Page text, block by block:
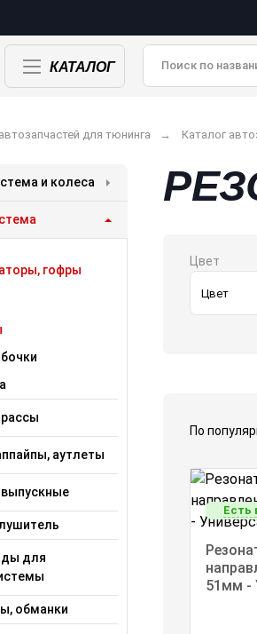
КАТАЛОГ
для тюнинга Каталог
и колеса
гофры
аутлеты
для
обманки
Цвет
Цвет
Есть
51мм -